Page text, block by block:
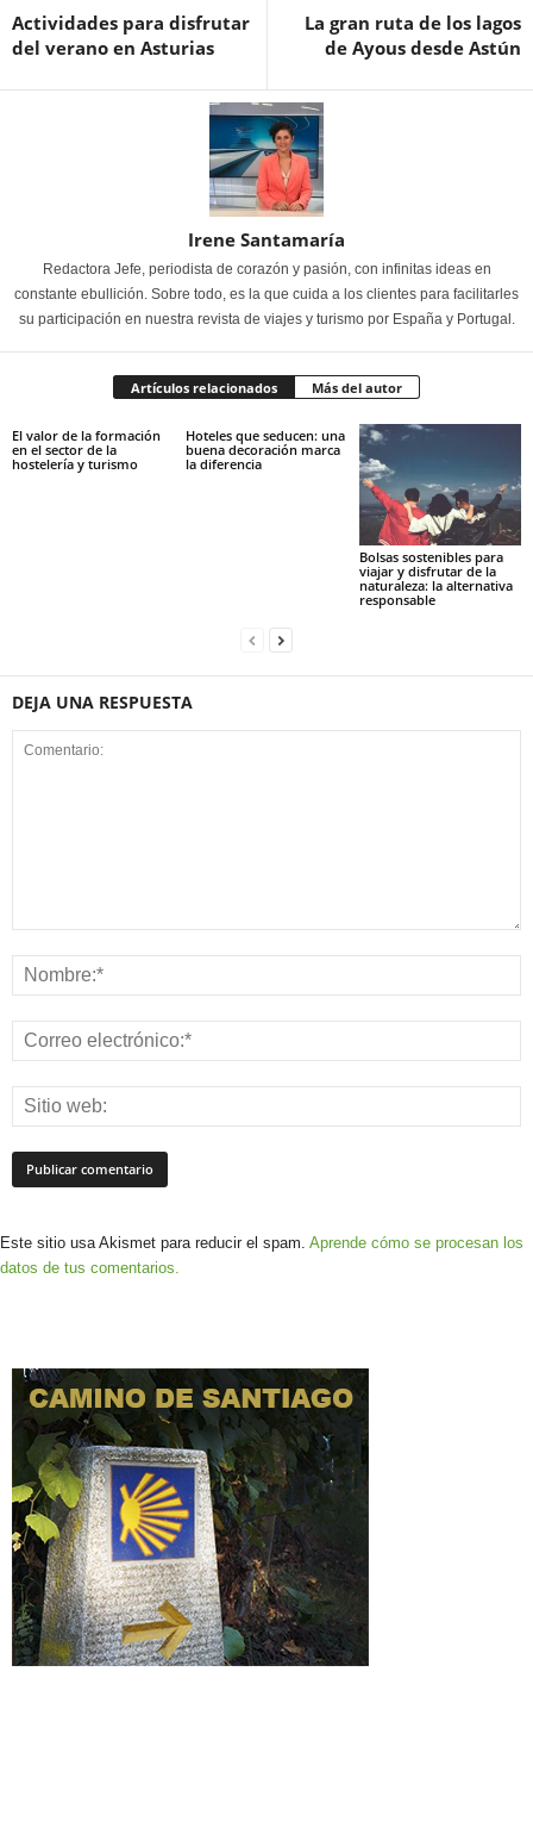
Actividades para disfrutar
del verano en Asturias
La gran ruta de los lagos
de Ayous desde Astún
Irene Santamaría
Redactora Jefe, periodista de corazón y pasión, con infinitas ideas en
constante ebullición. Sobre todo, es la que cuida a los clientes para facilitarles
su participación en nuestra revista de viajes y turismo por España y Portugal.
Artículos relacionados Más del autor
El valor de la formación
en el sector de la
hostelería y turismo
Hoteles que seducen: una
buena decoración marca
la diferencia
Bolsas sostenibles para
viajar y disfrutar de la
naturaleza: la alternativa
responsable
DEJA UNA RESPUESTA
Este sitio usa Akismet para reducir el spam. Aprende cómo se procesan los
datos de tus comentarios.